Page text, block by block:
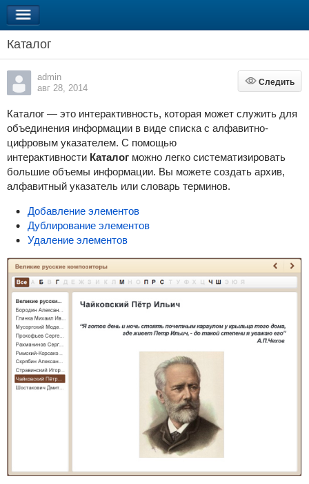
Каталог
admin
авг 28, 2014
Следить
Следить
Каталог — это интерактивность, которая может служить для
объединения информации в виде списка с алфавитно-
цифровым указателем. C помощью
интерактивности Каталогможно легко систематизировать
большие объемы информации. Вы можете создать архив,
алфавитный указатель или словарь терминов.
Добавление элементов
Дублирование элементов
Удаление элементов